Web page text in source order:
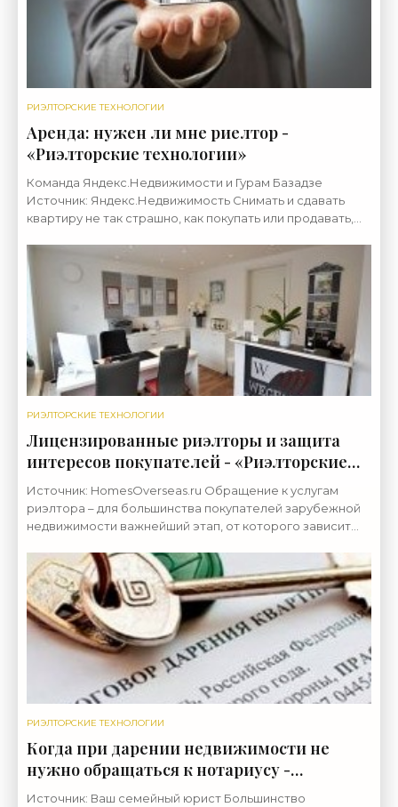
РИЭЛТОРСКИЕ ТЕХНОЛОГИИ
Аренда: нужен ли мне риелтор -
«Риэлторские технологии»
Команда Яндекс.Недвижимости и Гурам Базадзе
Источник: Яндекс.Недвижимость Снимать и сдавать
квартиру не так страшно, как покупать или продавать,
РИЭЛТОРСКИЕ ТЕХНОЛОГИИ
Лицензированные риэлторы и защита
интересов покупателей - «Риэлторские
технологии»
Источник: HomesOverseas.ru Обращение к услугам
риэлтора – для большинства покупателей зарубежной
недвижимости важнейший этап, от которого зависит
РИЭЛТОРСКИЕ ТЕХНОЛОГИИ
Когда при дарении недвижимости не
нужно обращаться к нотариусу -
«Риэлторские технологии»
Источник: Ваш семейный юрист Большинство